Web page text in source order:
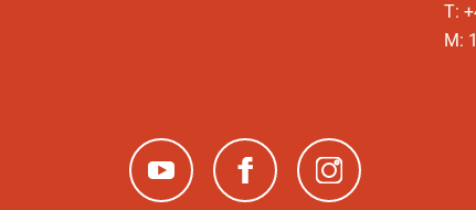
T:
M:
(neues Fenster)(neues Fenster)(neues Fenster)